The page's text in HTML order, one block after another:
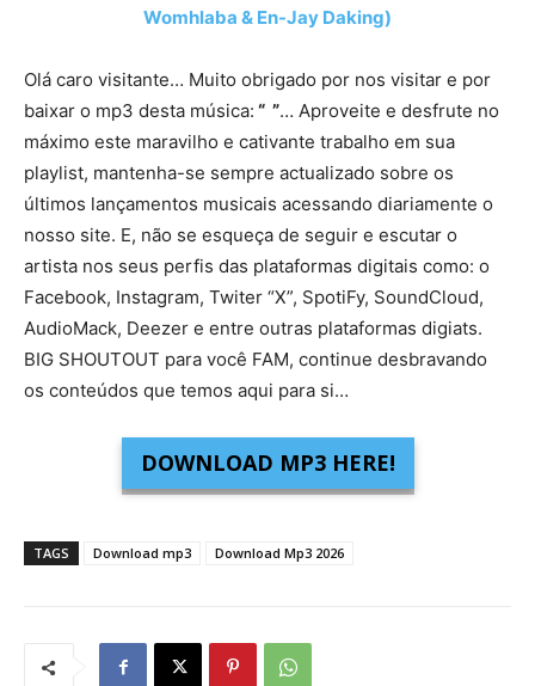
Womhlaba & En-Jay Daking)
Olá caro visitante… Muito obrigado por nos visitar e por
baixar o mp3 desta música: “ ”… Aproveite e desfrute no
máximo este maravilho e cativante trabalho em sua
playlist, mantenha-se sempre actualizado sobre os
últimos lançamentos musicais acessando diariamente o
nosso site. E, não se esqueça de seguir e escutar o
artista nos seus perfis das plataformas digitais como: o
Facebook, Instagram, Twiter “X”, SpotiFy, SoundCloud,
AudioMack, Deezer e entre outras plataformas digiats.
BIG SHOUTOUT para você FAM, continue desbravando
os conteúdos que temos aqui para si…
DOWNLOAD MP3 HERE!
TAGS Download mp3 Download Mp3 2026